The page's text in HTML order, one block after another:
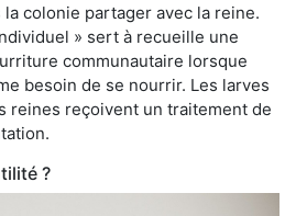
colonie partager avec la reine.
» sert à recueille une
communautaire lorsque
besoin de se nourrir. Les larves
reines reçoivent un traitement de
?